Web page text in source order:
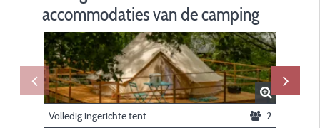
accommodaties van de camping
Volledig ingerichte tent 2